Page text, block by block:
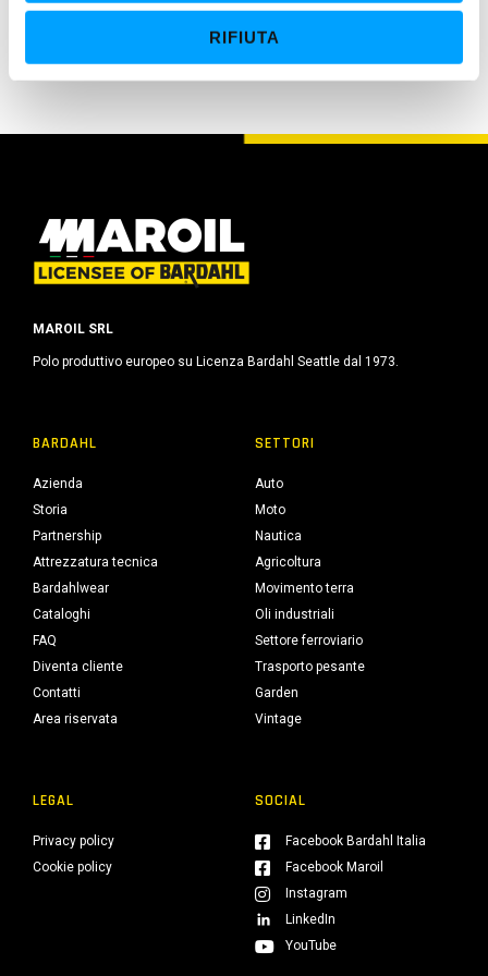
RIFIUTA
MAROIL SRL
Polo produttivo europeo su Licenza Bardahl Seattle dal 1973.
BARDAHL
Azienda
Storia
Partnership
Attrezzatura tecnica
Bardahlwear
Cataloghi
FAQ
Diventa cliente
Contatti
Area riservata
SETTORI
Auto
Moto
Nautica
Agricoltura
Movimento terra
Oli industriali
Settore ferroviario
Trasporto pesante
Garden
Vintage
LEGAL
Privacy policy
Cookie policy
SOCIAL
Facebook Bardahl Italia
Facebook Maroil
Instagram
LinkedIn
YouTube